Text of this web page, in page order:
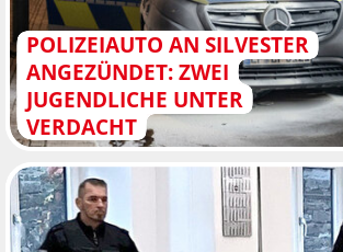
POLIZEIAUTO AN SILVESTER
ANGEZÜNDET: ZWEI
JUGENDLICHE UNTER
VERDACHT